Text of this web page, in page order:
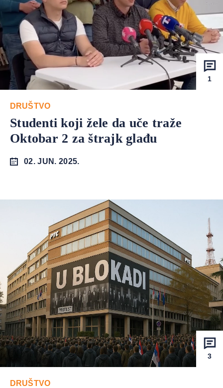
1
DRUŠTVO
Studenti koji žele da uče traže
Oktobar 2 za štrajk glađu
02. JUN. 2025.
3
DRUŠTVO